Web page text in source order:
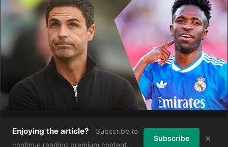
การพลาดโอกาสในตลาดซัมเมอร์ของอาร์เซนอลสร้าง
บทเรียนอันเจ็บปวดสองครั้ง
Enjoying the article?
Subscribe to
continue reading premium content.
Subscribe ×